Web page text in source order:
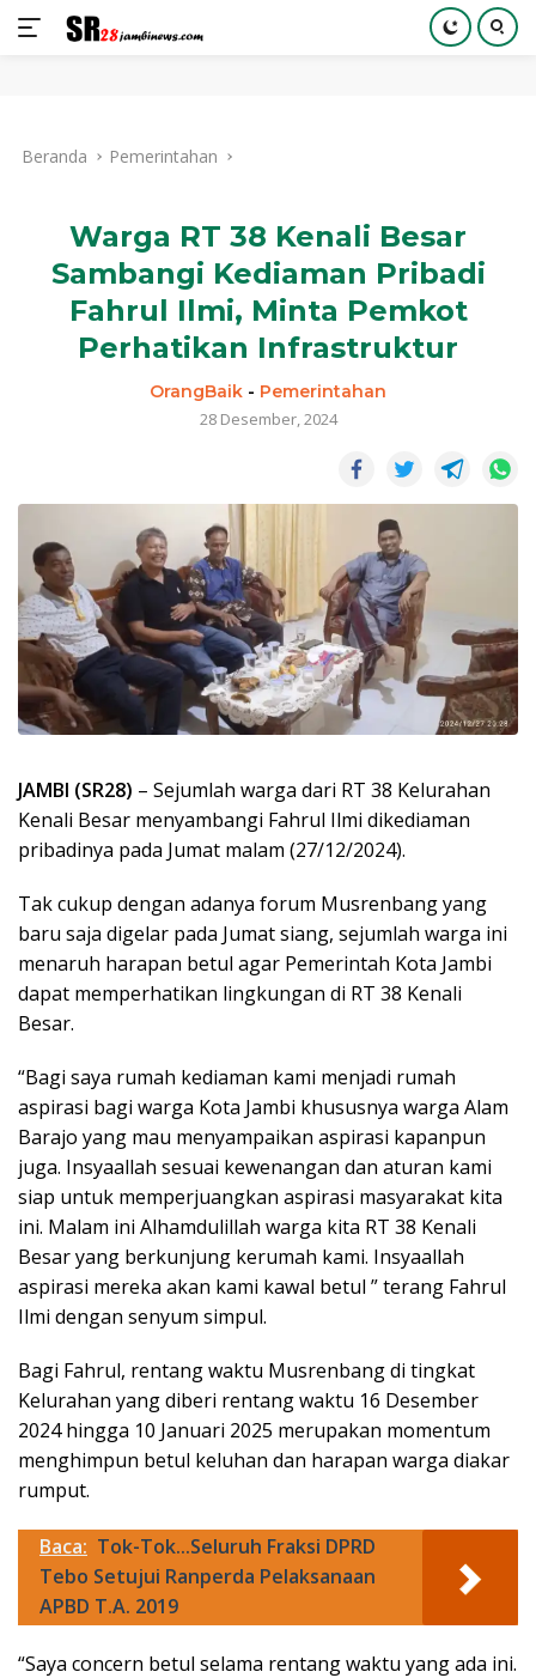
kontenBeranda Pemerintahan
Warga RT 38 Kenali Besar
Sambangi Kediaman Pribadi
Fahrul Ilmi, Minta Pemkot
Perhatikan Infrastruktur
OrangBaik - Pemerintahan
28 Desember, 2024
JAMBI (SR28) – Sejumlah warga dari RT 38 Kelurahan
Kenali Besar menyambangi Fahrul Ilmi dikediaman
pribadinya pada Jumat malam (27/12/2024).
Tak cukup dengan adanya forum Musrenbang yang
baru saja digelar pada Jumat siang, sejumlah warga ini
menaruh harapan betul agar Pemerintah Kota Jambi
dapat memperhatikan lingkungan di RT 38 Kenali
Besar.
“Bagi saya rumah kediaman kami menjadi rumah
aspirasi bagi warga Kota Jambi khususnya warga Alam
Barajo yang mau menyampaikan aspirasi kapanpun
juga. Insyaallah sesuai kewenangan dan aturan kami
siap untuk memperjuangkan aspirasi masyarakat kita
ini. Malam ini Alhamdulillah warga kita RT 38 Kenali
Besar yang berkunjung kerumah kami. Insyaallah
aspirasi mereka akan kami kawal betul ” terang Fahrul
Ilmi dengan senyum simpul.
Bagi Fahrul, rentang waktu Musrenbang di tingkat
Kelurahan yang diberi rentang waktu 16 Desember
2024 hingga 10 Januari 2025 merupakan momentum
menghimpun betul keluhan dan harapan warga diakar
rumput.
Baca: Tok-Tok...Seluruh Fraksi DPRD
Tebo Setujui Ranperda Pelaksanaan
APBD T.A. 2019
“Saya concern betul selama rentang waktu yang ada ini.